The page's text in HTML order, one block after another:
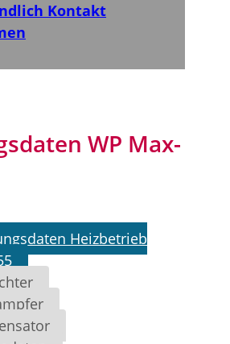
Kontakt
WP Max-
Heizbetrieb